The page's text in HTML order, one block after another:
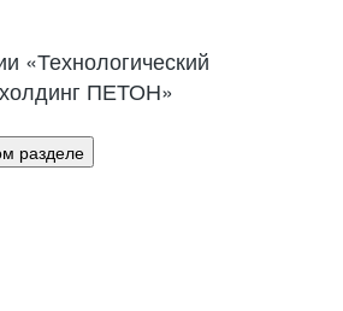
«Технологический
ПЕТОН»
разделе